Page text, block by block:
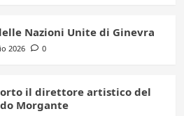
Nazioni Unite di Ginevra
2026 0
il direttore artistico del
Morgante